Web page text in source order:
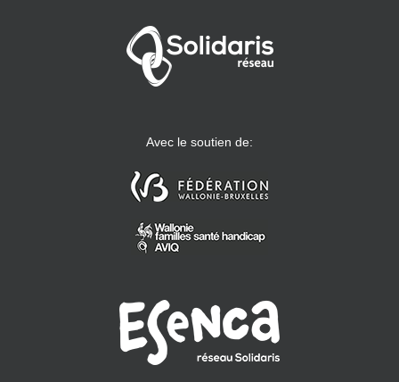
Avec le soutien de: